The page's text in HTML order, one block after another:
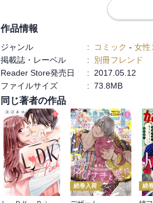
作品情報
ジャンル : コミック - 女性
掲載誌・レーベル
: 別冊フレンド
Reader Store発売日
: 2017.05.12
ファイルサイズ
: 73.8MB
同じ著者の作品
続巻入荷 続